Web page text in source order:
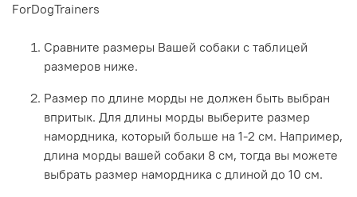
ForDogTrainers
Сравните размеры Вашей собаки с таблицей
размеров ниже.
Размер по длине морды не должен быть выбран
впритык. Для длины морды выберите размер
намордника, который больше на 1-2 см. Например,
длина морды вашей собаки 8 см, тогда вы можете
выбрать размер намордника с длиной до 10 см.